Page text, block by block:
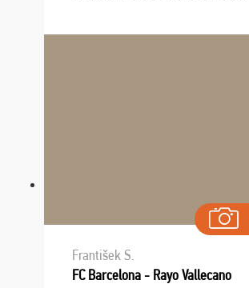
dispozícii nonstop (milí, profesionálni ...
František S.
FC Barcelona - Rayo Vallecano